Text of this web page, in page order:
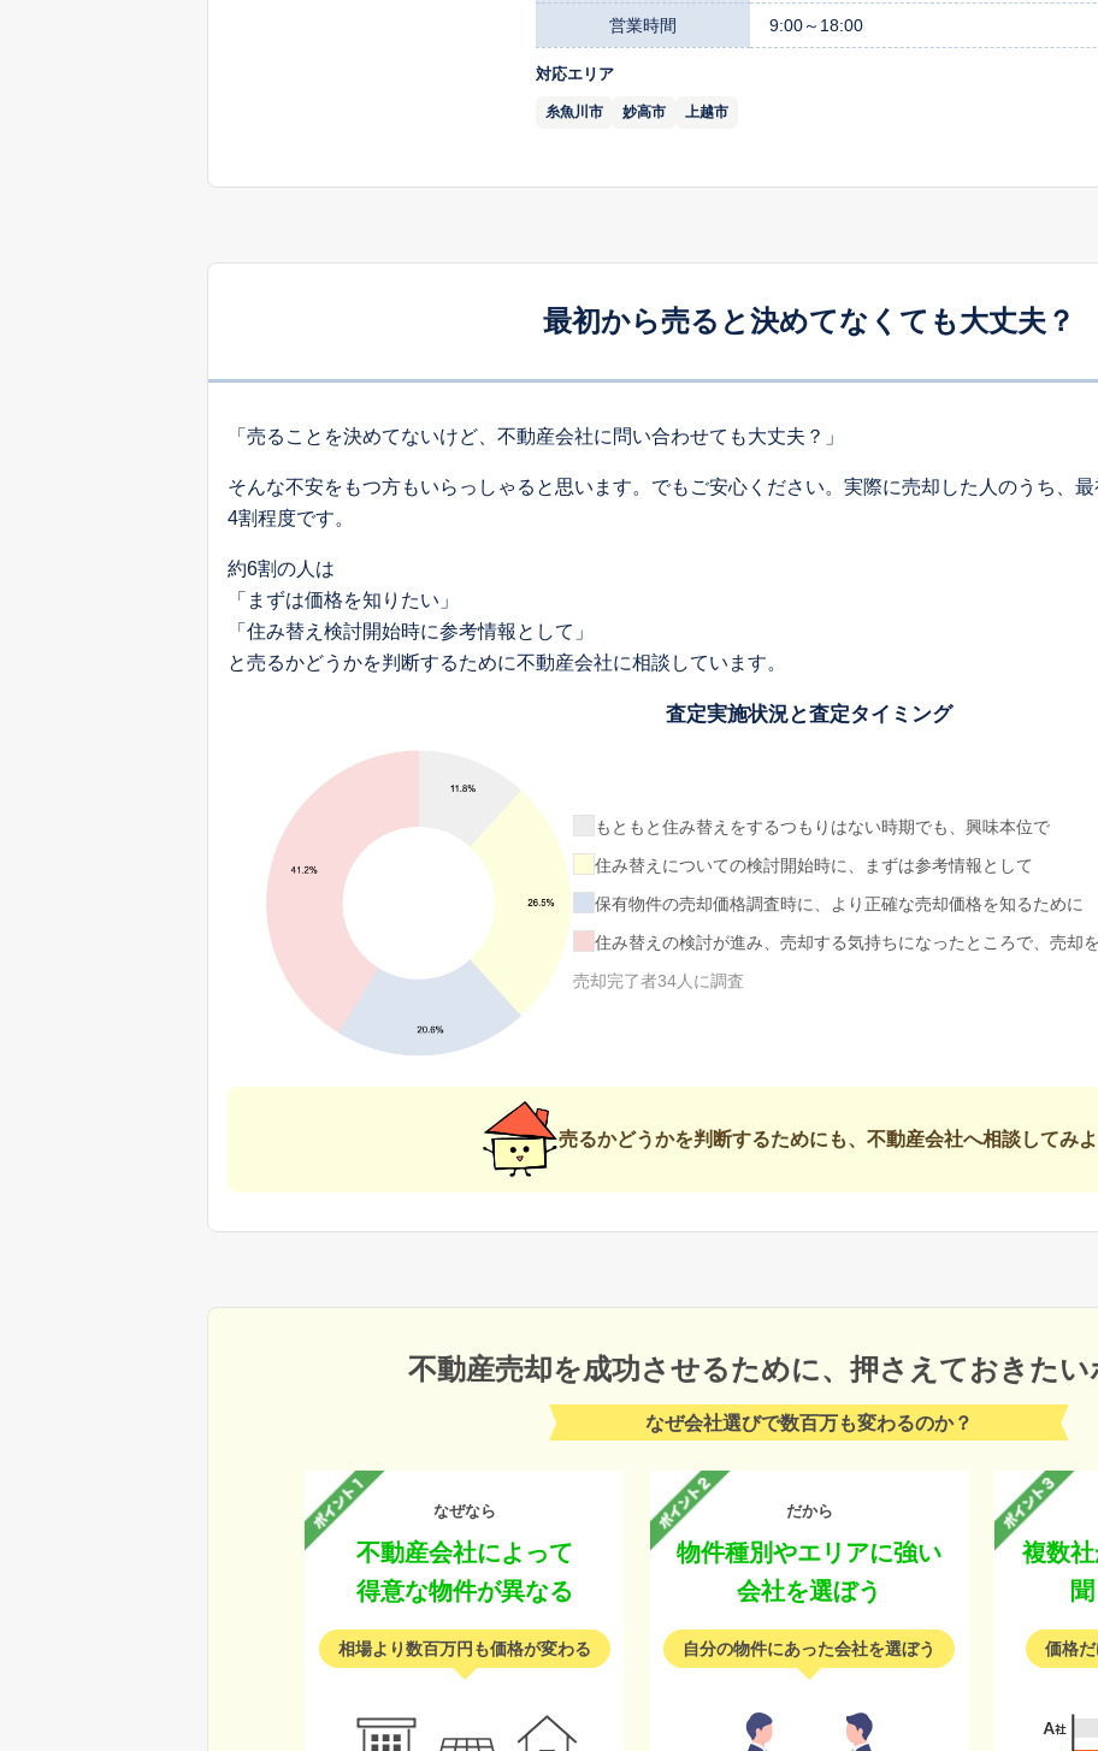
営業時間 9:00～18:00
対応エリア
糸魚川市 妙高市 上越市
最初から売ると決めてなくても大丈夫？
「売ることを決めてないけど、不動産会社に問い合わせても大丈夫？」
そんな不安をもつ方もいらっしゃると思います。でもご安心ください。実際に売却した人のうち、
4割程度です。
約6割の人は
「まずは価格を知りたい」
「住み替え検討開始時に参考情報として」
と売るかどうかを判断するために不動産会社に相談しています。
査定実施状況と査定タイミング
もともと住み替えをするつもりはない時期でも、興味本位で
住み替えについての検討開始時に、まずは参考情報として
保有物件の売却価格調査時に、より正確な売却価格を知るために
住み替えの検討が進み、売却する気持ちになったところで、売却
売却完了者34人に調査
売るかどうかを判断するためにも、不動産会社へ相談してみよ
不動産売却を成功させるために、 押さえておきたい
なぜ会社選びで数百万も変わるのか？
なぜなら
不動産会社によって
得意な物件が異なる
相場より数百万円も価格が変わる
だから
物件種別やエリアに強い
会社を選ぼう
自分の物件にあった会社を選ぼう
複数
価格